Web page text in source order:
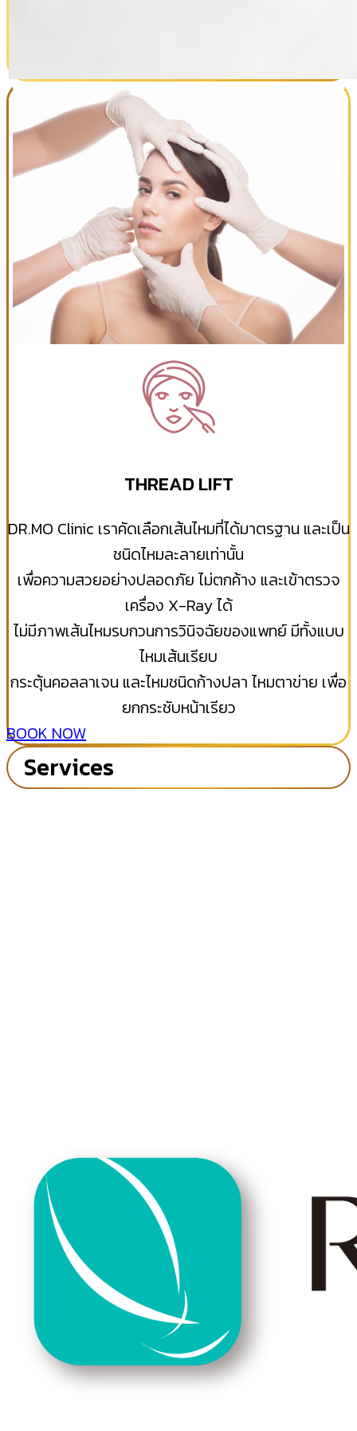
THREAD LIFT
DR.MO Clinic เราคัดเลือกเส้นไหมที่ได้มาตรฐาน และเป็น
ชนิดไหมละลายเท่านั้น
เพื่อความสวยอย่างปลอดภัย ไม่ตกค้าง และเข้าตรวจ
เครื่อง X-Ray ได้
ไม่มีภาพเส้นไหมรบกวนการวินิจฉัยของแพทย์ มีทั้งแบบ
ไหมเส้นเรียบ
กระตุ้นคอลลาเจน และไหมชนิดก้างปลา ไหมตาข่าย เพื่อ
ยกกระชับหน้าเรียว
BOOK NOW
Services